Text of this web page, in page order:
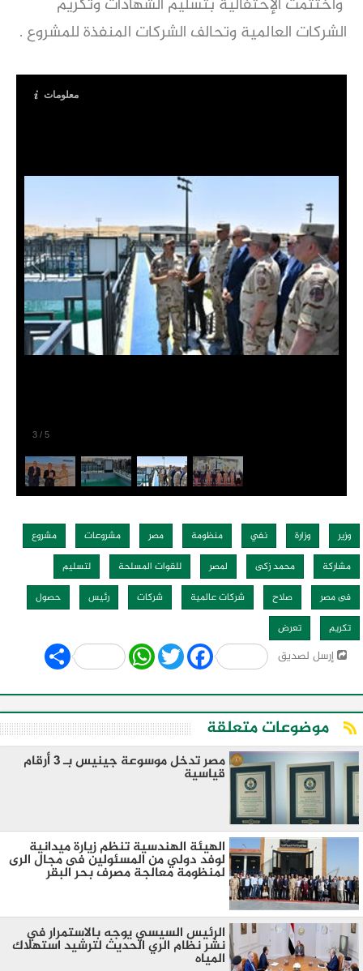
وأختتمت الإحتفالية بتسليم الشهادات وتكريم
الشركات العالمية وتحالف الشركات المنفذة للمشروع .
3 / 5
معلومات
وزير وزارة نفي منظومة مصر مشروعات
مشروع
مشاركة
محمد زكى لمصر للقوات المسلحة
لتسليم
فى مصر
صلاح شركات عالمية شركات رئيس
حصول
تكريم
تعرض
إرسل لصديق Share WhatsApp
Twitter Facebook
موضوعات متعلقة
مصر تدخل موسوعة جينيس بـ 3 أرقام
قياسية
الهيئة الهندسية تنظم زيارة ميدانية
لوفد دولي من المسئولين فى مجال الرى
لمنظومة معالجة مصرف بحر البقر
الرئيس السيسي يوجه بالاستمرار في
نشر نظام الري الحديث لترشيد استهلاك
المياه